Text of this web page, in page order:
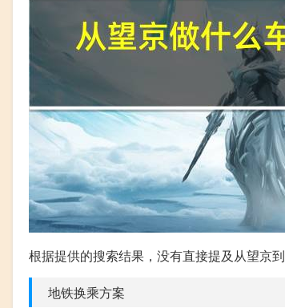
根据提供的搜索结果，没有直接提及从望京到
地铁换乘方案